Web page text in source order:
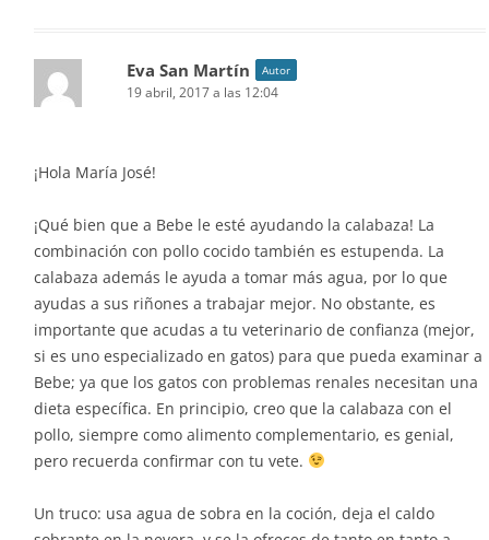
Eva San Martín Autor
19 abril, 2017 a las 12:04
¡Hola María José!
¡Qué bien que a Bebe le esté ayudando la calabaza! La
combinación con pollo cocido también es estupenda. La
calabaza además le ayuda a tomar más agua, por lo que
ayudas a sus riñones a trabajar mejor. No obstante, es
importante que acudas a tu veterinario de confianza (mejor,
si es uno especializado en gatos) para que pueda examinar a
Bebe; ya que los gatos con problemas renales necesitan una
dieta específica. En principio, creo que la calabaza con el
pollo, siempre como alimento complementario, es genial,
pero recuerda confirmar con tu vete.
Un truco: usa agua de sobra en la coción, deja el caldo